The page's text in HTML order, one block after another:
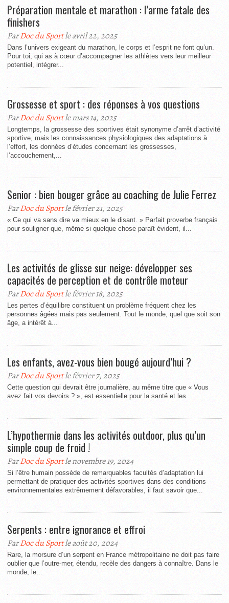
Préparation mentale et marathon : l’arme fatale des
finishers
ParDoc du Sportle avril 22, 2025
Dans l’univers exigeant du marathon, le corps et l’esprit ne font qu’un.
Pour toi, qui as à cœur d’accompagner les athlètes vers leur meilleur
potentiel, intégrer...
Grossesse et sport : des réponses à vos questions
ParDoc du Sportle mars 14, 2025
Longtemps, la grossesse des sportives était synonyme d’arrêt d’activité
sportive, mais les connaissances physiologiques des adaptations à
l’effort, les données d’études concernant les grossesses,
l’accouchement,...
Senior : bien bouger grâce au coaching de Julie Ferrez
ParDoc du Sportle février 21, 2025
« Ce qui va sans dire va mieux en le disant. » Parfait proverbe français
pour souligner que, même si quelque chose paraît évident, il...
Les activités de glisse sur neige: développer ses
capacités de perception et de contrôle moteur
ParDoc du Sportle février 18, 2025
Les pertes d’équilibre constituent un problème fréquent chez les
personnes âgées mais pas seulement. Tout le monde, quel que soit son
âge, a intérêt à...
Les enfants, avez-vous bien bougé aujourd’hui ?
ParDoc du Sportle février 7, 2025
Cette question qui devrait être journalière, au même titre que « Vous
avez fait vos devoirs ? », est essentielle pour la santé et les...
L’hypothermie dans les activités outdoor, plus qu’un
simple coup de froid !
ParDoc du Sportle novembre 19, 2024
Si l’être humain possède de remarquables facultés d’adaptation lui
permettant de pratiquer des activités sportives dans des conditions
environnementales extrêmement défavorables, il faut savoir que...
Serpents : entre ignorance et effroi
ParDoc du Sportle août 20, 2024
Rare, la morsure d’un serpent en France métropolitaine ne doit pas faire
oublier que l’outre-mer, étendu, recèle des dangers à connaître. Dans le
monde, le...